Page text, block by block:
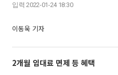
입력 2022-01-24 18:30
이동욱 기자
2개월 임대료 면제 등 혜택